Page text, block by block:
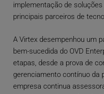
implementação de
principais parceiros de
A Virtex desempenhou um
bem-sucedida do OVD
etapas, desde a prova de
gerenciamento contínuo da
empresa continua